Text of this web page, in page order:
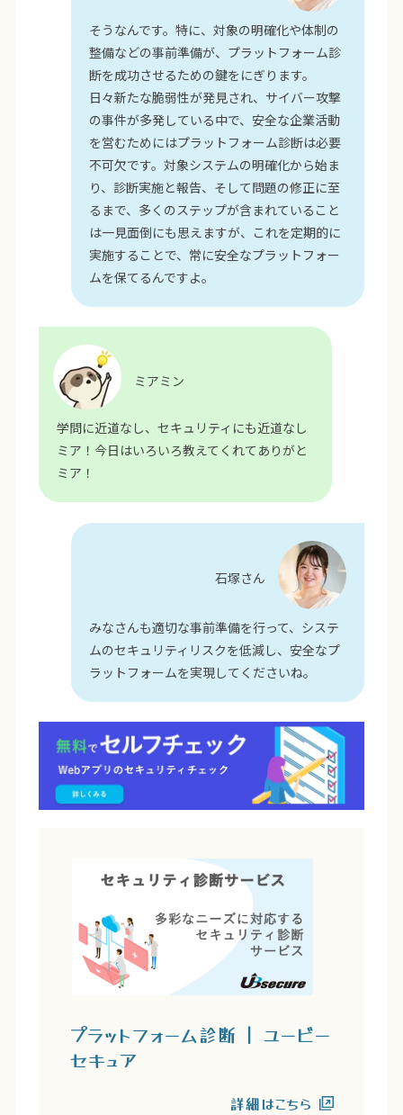
そうなんです。特に、対象の明確化や体制の
整備などの事前準備が、プラットフォーム診
断を成功させるための鍵をにぎります。
日々新たな脆弱性が発見され、サイバー攻撃
の事件が多発している中で、安全な企業活動
を営むためにはプラットフォーム診断は必要
不可欠です。対象システムの明確化から始ま
り、診断実施と報告、そして問題の修正に至
るまで、多くのステップが含まれていること
は一見面倒にも思えますが、これを定期的に
実施することで、常に安全なプラットフォー
ムを保てるんですよ。
ミアミン
学問に近道なし、セキュリティにも近道なし
ミア！今日はいろいろ教えてくれてありがと
ミア！
石塚さん
みなさんも適切な事前準備を行って、システ
ムのセキュリティリスクを低減し、安全なプ
ラットフォームを実現してくださいね。
プラットフォーム診断 | ユービー
セキュア
詳細はこちら